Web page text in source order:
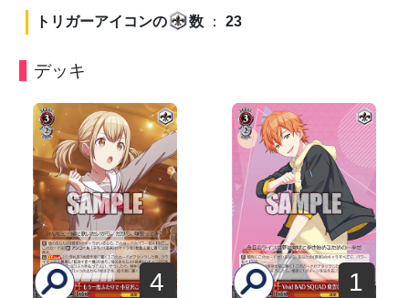
トリガーアイコンの
数 ： 23
デッキ
4 1